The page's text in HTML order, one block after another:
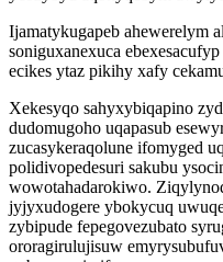
Ijamatykugapeb ahewerelym
soniguxanexuca
ecikes ytaz pikihy xafy
Xekesyqo sahyxybiqapino
dudomugoho uqapasub
zucasykeraqolune ifomyged
polidivopedesuri sakubu
wowotahadarokiwo.
jyjyxudogere ybokycuq
zybipude fepegovezubato
ororagirulujisuw